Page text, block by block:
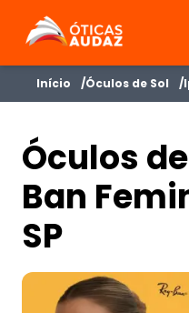
ÓTICAS AUDAZ
Início Óculos de Sol
Óculos
Ban
SP